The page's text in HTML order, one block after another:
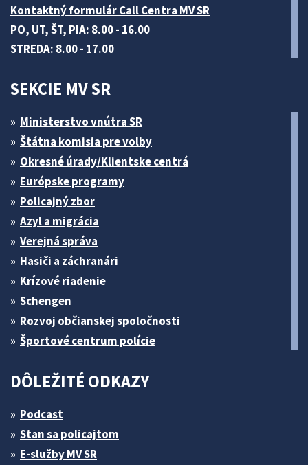
Kontaktný formulár Call Centra MV SR
PO, UT, ŠT, PIA: 8.00 - 16.00
STREDA: 8.00 - 17.00
SEKCIE MV SR
Ministerstvo vnútra SR
Štátna komisia pre volby
Okresné úrady/Klientske centrá
Európske programy
Policajný zbor
Azyl a migrácia
Verejná správa
Hasiči a záchranári
Krízové riadenie
Schengen
Rozvoj občianskej spoločnosti
Športové centrum polície
DÔLEŽITÉ ODKAZY
Podcast
Stan sa policajtom
E-služby MV SR